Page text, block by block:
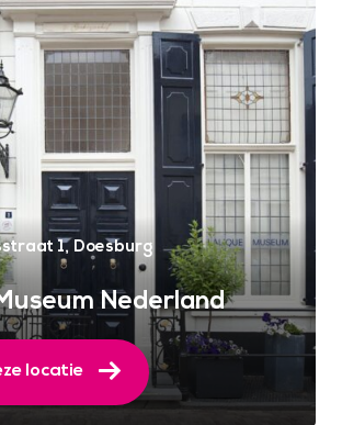
1 Doesburg
Nederland
locatie